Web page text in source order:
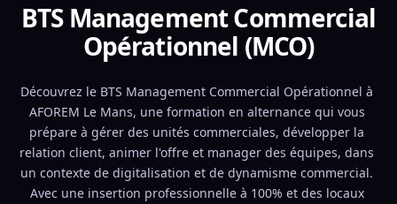
BTS Management Commercial
Opérationnel (MCO)
Découvrez le BTS Management Commercial Opérationnel à
AFOREM Le Mans, une formation en alternance qui vous
prépare à gérer des unités commerciales, développer la
relation client, animer l'offre et manager des équipes, dans
un contexte de digitalisation et de dynamisme commercial.
Avec une insertion professionnelle à 100% et des locaux